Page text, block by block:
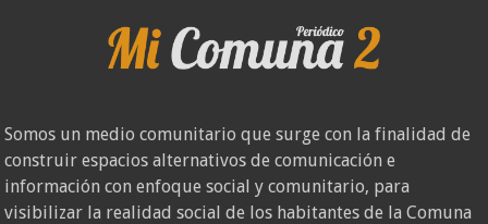
Somos un medio comunitario que surge con la finalidad de
construir espacios alternativos de comunicación e
información con enfoque social y comunitario, para
visibilizar la realidad social de los habitantes de la Comuna